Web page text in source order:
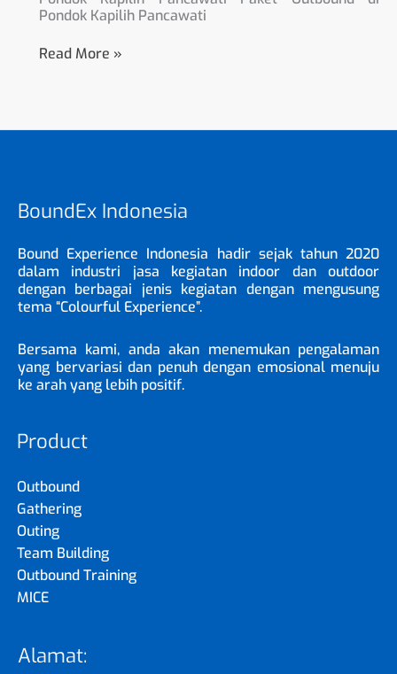
Pondok Kapilih Pancawati
Read More »
BoundEx Indonesia
Bound Experience Indonesia hadir sejak tahun 2020
dalam industri jasa kegiatan indoor dan outdoor
dengan berbagai jenis kegiatan dengan mengusung
tema “Colourful Experience”.
Bersama kami, anda akan menemukan pengalaman
yang bervariasi dan penuh dengan emosional menuju
ke arah yang lebih positif.
Product
Outbound
Gathering
Outing
Team Building
Outbound Training
MICE
Alamat: